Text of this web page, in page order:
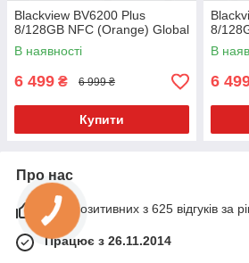
Blackview BV6200 Plus
8/128GB NFC (Orange) Global
В наявності
6 499 ₴ 6 999 ₴
Купити
8/
В
6
Про нас
93% позитивних з 625 відгуків за
Працює з 26.11.2014